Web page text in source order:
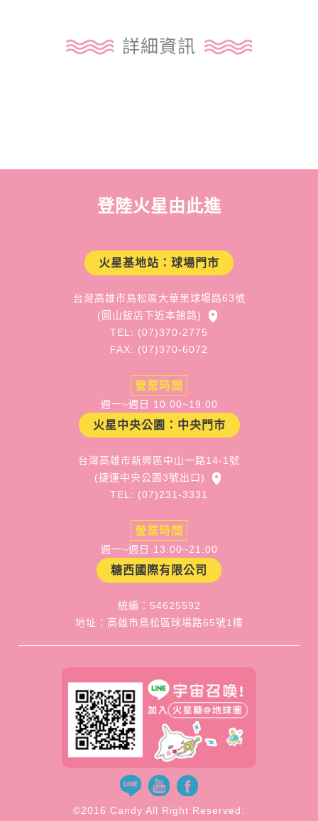
詳細資訊
登陸火星由此進
火星基地站：球場門市
台灣高雄市鳥松區大華里球場路63號
(圓山飯店下近本館路)
TEL: (07)370-2775
FAX: (07)370-6072
營業時間
週一~週日 10:00~19:00
火星中央公園：中央門市
台灣高雄市新興區中山一路14-1號
(捷運中央公園3號出口)
TEL: (07)231-3331
營業時間
週一~週日 13:00~21:00
糖西國際有限公司
統編：54625592
地址：高雄市鳥松區球場路65號1樓
©2016 Candy All Right Reserved.